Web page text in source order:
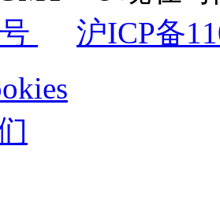
沪ICP备